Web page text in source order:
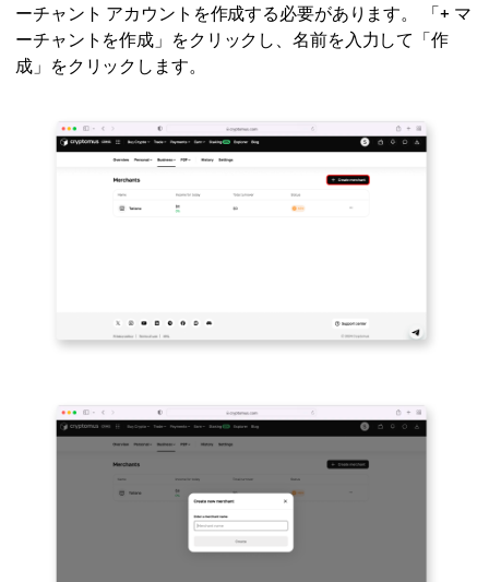
ーチャント アカウントを作成する必要があります。 「+ マ
ーチャントを作成」をクリックし、名前を入力して「作
成」をクリックします。